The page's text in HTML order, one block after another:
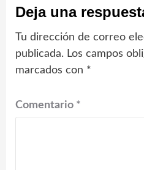
Deja una
Tu dirección de correo
publicada. Los campos
marcados con *
Comentario *